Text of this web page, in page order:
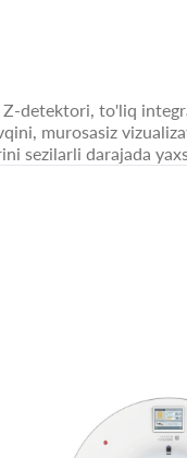
detektori, to'liq
murosasiz
sezilarli darajada